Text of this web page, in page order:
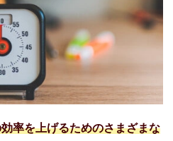
率を上げるためのさまざまな